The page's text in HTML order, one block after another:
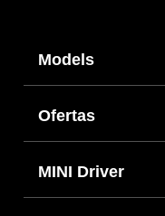
Models
Ofertas
MINI Driver